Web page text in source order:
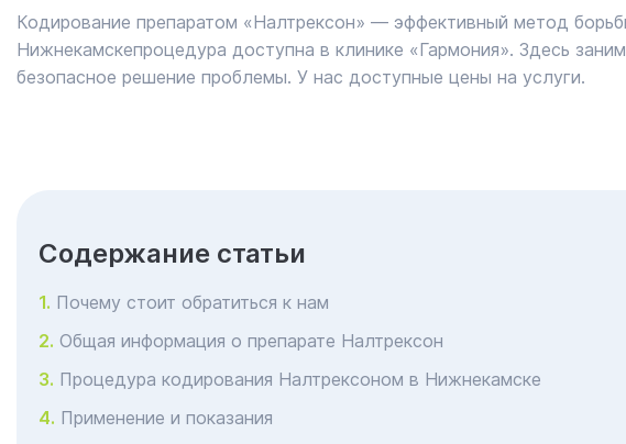
Кодирование препаратом «Налтрексон» ― эффективный метод
Нижнекамскепроцедура доступна в клинике «Гармония». Здесь
безопасное решение проблемы. У нас доступные цены на услуги.
Cодержание статьи
Почему стоит обратиться к нам
Общая информация о препарате Налтрексон
Процедура кодирования Налтрексоном в Нижнекамске
Применение и показания